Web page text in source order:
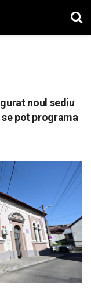
noul sediu
pot programa